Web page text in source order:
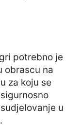
potrebno je
obrascu na
za koju se
u